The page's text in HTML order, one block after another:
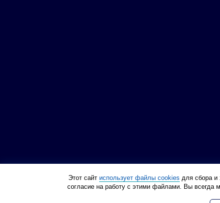
Этот сайт использует файлы cookies для сбора и
согласие на работу с этими файлами. Вы всегда